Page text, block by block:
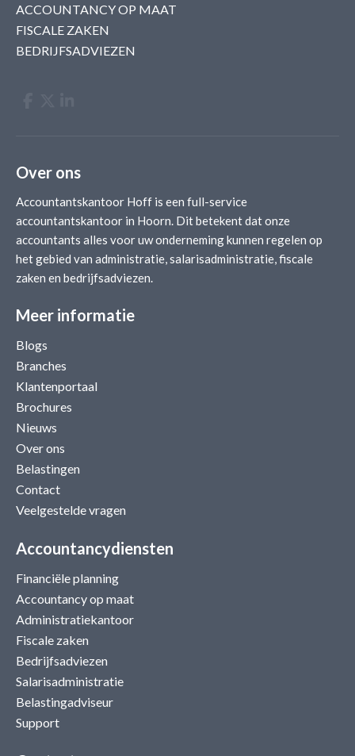
ACCOUNTANCY OP MAAT
FISCALE ZAKEN
BEDRIJFSADVIEZEN
Over ons
Accountantskantoor Hoff is een full-service
accountantskantoor in Hoorn. Dit betekent dat onze
accountants alles voor uw onderneming kunnen regelen op
het gebied van administratie, salarisadministratie, fiscale
zaken en bedrijfsadviezen.
Meer informatie
Blogs
Branches
Klantenportaal
Brochures
Nieuws
Over ons
Belastingen
Contact
Veelgestelde vragen
Accountancydiensten
Financiële planning
Accountancy op maat
Administratiekantoor
Fiscale zaken
Bedrijfsadviezen
Salarisadministratie
Belastingadviseur
Support